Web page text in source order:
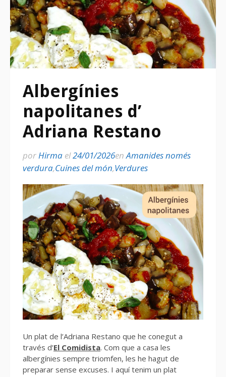
Albergínies
napolitanes d’
Adriana Restano
porHirma el24/01/2026enAmanides només
verdura,Cuines del món,Verdures
Un plat de l’Adriana Restano que he conegut a
través d’El Comidista. Com que a casa les
albergínies sempre triomfen, les he hagut de
preparar sense excuses. I aquí tenim un plat